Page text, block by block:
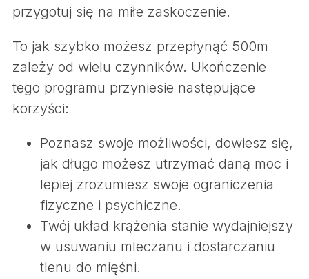
przygotuj się na miłe zaskoczenie.
To jak szybko możesz przepłynąć 500m
zależy od wielu czynników. Ukończenie
tego programu przyniesie następujące
korzyści:
Poznasz swoje możliwości, dowiesz się,
jak długo możesz utrzymać daną moc i
lepiej zrozumiesz swoje ograniczenia
fizyczne i psychiczne.
Twój układ krążenia stanie wydajniejszy
w usuwaniu mleczanu i dostarczaniu
tlenu do mięśni.